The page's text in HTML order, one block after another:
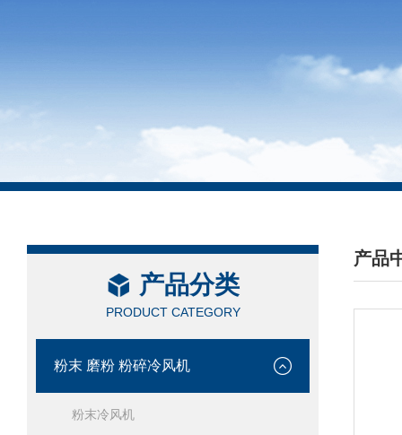
产品分类
PRODUCT CATEGORY
粉末 磨粉 粉碎冷风机
粉末冷风机
产品
/